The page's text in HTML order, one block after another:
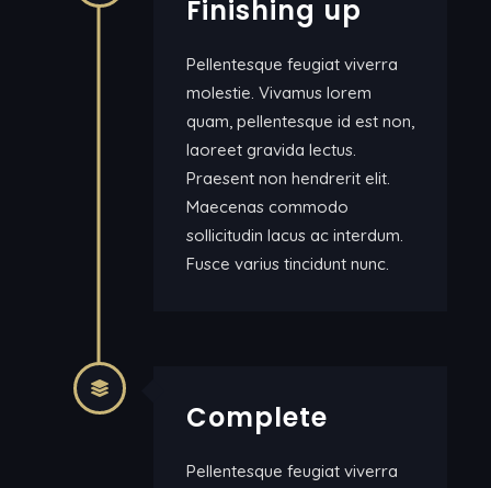
Finishing up
Pellentesque feugiat viverra
molestie. Vivamus lorem
quam, pellentesque id est non,
laoreet gravida lectus.
Praesent non hendrerit elit.
Maecenas commodo
sollicitudin lacus ac interdum.
Fusce varius tincidunt nunc.
Complete
Pellentesque feugiat viverra